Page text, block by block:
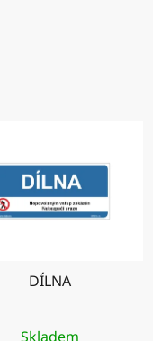
DÍLNA
Skladem